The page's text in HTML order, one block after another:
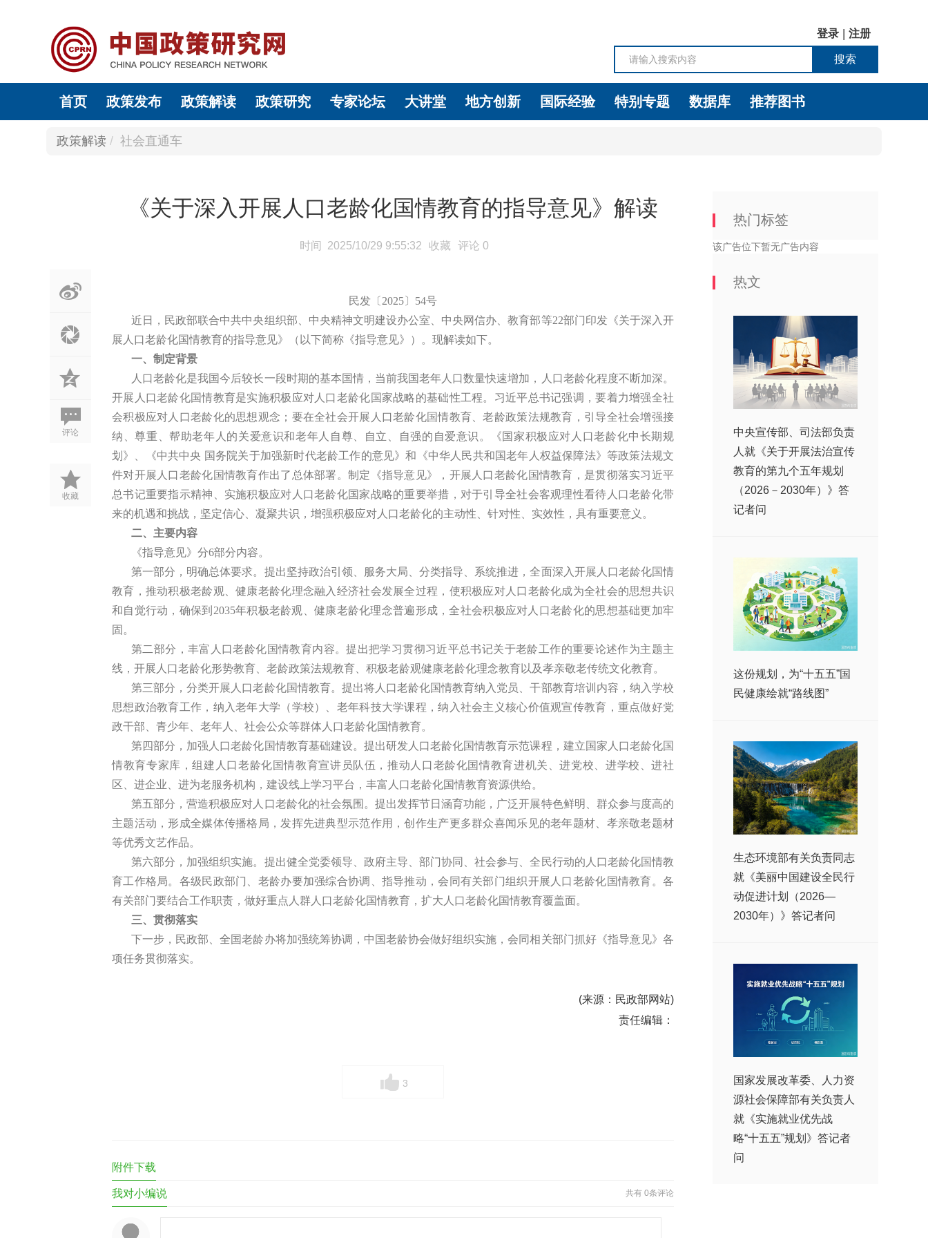
登录 注册
搜索
首页 政策发布 政策解读 政策研究 专家论坛 大讲堂 地方创新 国际经验 特别专题 数据库 推荐图书
政策解读 社会直通车
评论
收藏
《关于深入开展人口老龄化国情教育的指导意见》解读
时间 2025/10/29 9:55:32 收藏 评论 0
民发〔 2025〕54号
近日，民政部联合中共中央组织部、中央精神文明建设办公室、中央网信办、教育部等22部门印发《关于深入开
展人口老龄化国情教育的指导意见》（以下简称《指导意见》）。现解读如下。
一、制定背景
人口老龄化是我国今后较长一段时期的基本国情，当前我国老年人口数量快速增加，人口老龄化程度不断加深。
开展人口老龄化国情教育是实施积极应对人口老龄化国家战略的基础性工程。习近平总书记强调，要着力增强全社
会积极应对人口老龄化的思想观念；要在全社会开展人口老龄化国情教育、老龄政策法规教育，引导全社会增强接
纳、尊重、帮助老年人的关爱意识和老年人自尊、自立、自强的自爱意识。《国家积极应对人口老龄化中长期规
划》、《中共中央 国务院关于加强新时代老龄工作的意见》和《中华人民共和国老年人权益保障法》等政策法规文
件对开展人口老龄化国情教育作出了总体部署。制定《指导意见》，开展人口老龄化国情教育，是贯彻落实习近平
总书记重要指示精神、实施积极应对人口老龄化国家战略的重要举措，对于引导全社会客观理性看待人口老龄化带
来的机遇和挑战，坚定信心、凝聚共识，增强积极应对人口老龄化的主动性、针对性、实效性，具有重要意义。
二、主要内容
《指导意见》分6部分内容。
第一部分，明确总体要求。提出坚持政治引领、服务大局、分类指导、系统推进，全面深入开展人口老龄化国情
教育，推动积极老龄观、健康老龄化理念融入经济社会发展全过程，使积极应对人口老龄化成为全社会的思想共识
和自觉行动，确保到 2035年积极老龄观、健康老龄化理念普遍形成，全社会积极应对人口老龄化的思想基础更加牢
固。
第二部分，丰富人口老龄化国情教育内容。提出把学习贯彻习近平总书记关于老龄工作的重要论述作为主题主
线，开展人口老龄化形势教育、老龄政策法规教育、积极老龄观健康老龄化理念教育以及孝亲敬老传统文化教育。
第三部分，分类开展人口老龄化国情教育。提出将人口老龄化国情教育纳入党员、干部教育培训内容，纳入学校
思想政治教育工作，纳入老年大学（学校）、老年科技大学课程，纳入社会主义核心价值观宣传教育，重点做好党
政干部、青少年、老年人、社会公众等群体人口老龄化国情教育。
第四部分，加强人口老龄化国情教育基础建设。提出研发人口老龄化国情教育示范课程，建立国家人口老龄化国
情教育专家库，组建人口老龄化国情教育宣讲员队伍，推动人口老龄化国情教育进机关、进党校、进学校、进社
区、进企业、进为老服务机构，建设线上学习平台，丰富人口老龄化国情教育资源供给。
第五部分，营造积极应对人口老龄化的社会氛围。提出发挥节日涵育功能，广泛开展特色鲜明、群众参与度高的
主题活动，形成全媒体传播格局，发挥先进典型示范作用，创作生产更多群众喜闻乐见的老年题材、孝亲敬老题材
等优秀文艺作品。
第六部分，加强组织实施。提出健全党委领导、政府主导、部门协同、社会参与、全民行动的人口老龄化国情教
育工作格局。各级民政部门、老龄办要加强综合协调、指导推动，会同有关部门组织开展人口老龄化国情教育。各
有关部门要结合工作职责，做好重点人群人口老龄化国情教育，扩大人口老龄化国情教育覆盖面。
三、贯彻落实
下一步，民政部、全国老龄办将加强统筹协调，中国老龄协会做好组织实施，会同相关部门抓好《指导意见》各
项任务贯彻落实。
(来源：民政部网站)
责任编辑：
3
附件下载
共有 0条评论
我对小编说
热门标签
该广告位下暂无广告内容
热文
中央宣传部、司法部负责
人就《关于开展法治宣传
教育的第九个五年规划
（2026－2030年）》答
记者问
这份规划，为“十五五”国
民健康绘就“路线图”
生态环境部有关负责同志
就《美丽中国建设全民行
动促进计划（2026—
2030年）》答记者问
国家发展改革委、人力资
源社会保障部有关负责人
就《实施就业优先战
略“十五五”规划》答记者
问